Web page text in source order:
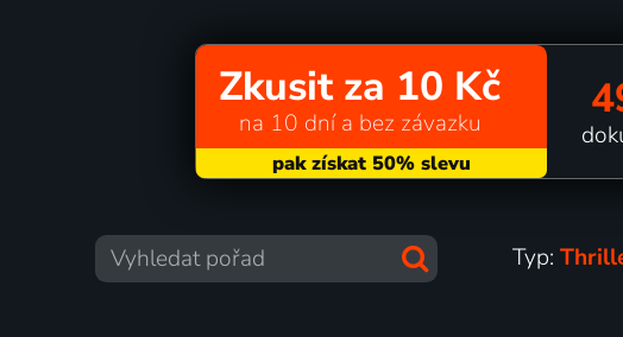
Zkusit za 10 Kč
na 10 dní a bez závazku
Typ: